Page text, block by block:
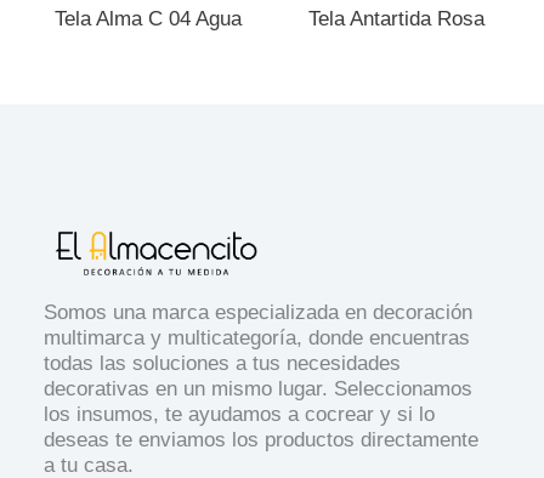
Tela Alma C 04 Agua Tela Antartida Rosa
Somos una marca especializada en decoración
multimarca y multicategoría, donde encuentras
todas las soluciones a tus necesidades
decorativas en un mismo lugar. Seleccionamos
los insumos, te ayudamos a cocrear y si lo
deseas te enviamos los productos directamente
a tu casa.